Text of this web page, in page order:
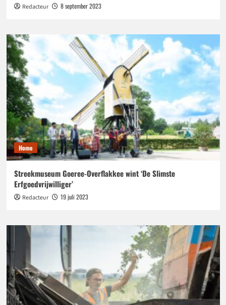
Redacteur 8 september 2023
Home
Streekmuseum Goeree-Overflakkee wint ‘De Slimste
Erfgoedvrijwilliger’
Redacteur 19 juli 2023